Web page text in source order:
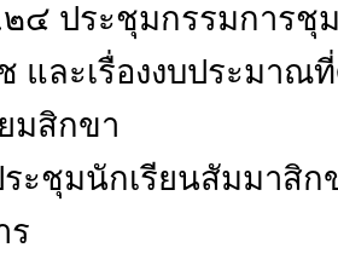
๔ ประชุมกรรมการ
และเรื่องงบประมา
มสิกขา
ะชุมนักเรียนสัมมาสิก
ร